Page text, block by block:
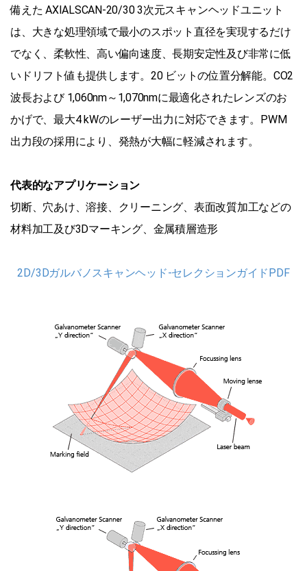
備えた AXIALSCAN-20/30 3次元スキャンヘッドユニット
は、大きな処理領域で最小のスポット直径を実現するだけ
でなく、柔軟性、高い偏向速度、長期安定性及び非常に低
いドリフト値も提供します。20 ビットの位置分解能。CO2
波長および 1,060nm～1,070nmに最適化されたレンズのお
かげで、最大4 kWのレーザー出力に対応できます。PWM
出力段の採用により、発熱が大幅に軽減されます。
代表的なアプリケーション
切断、穴あけ、溶接、クリーニング、表面改質加工などの
材料加工及び3Dマーキング、金属積層造形
2D/3Dガルバノスキャンヘッド-セレクションガイドPDF